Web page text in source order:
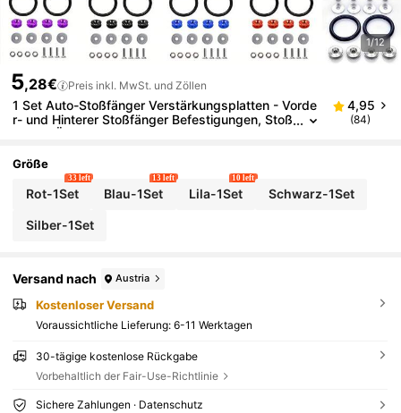
1/12
5,28€ Preis inkl. MwSt. und Zöllen
1 Set Auto-Stoßfänger Verstärkungsplatten - Vorde
r- und Hinterer Stoßfänger Befestigungen, Stoß
fänger Öffnungsbefestigungsschrauben und -
mit Unterlegscheiben, Ringen, Schrauben und elasti
schen Ringen
4,95
(84)
Größe
Rot-1Set
33 left
Blau-1Set
13 left
Lila-1Set
10 left
Schwarz-1Set
Silber-1Set
Versand nach Austria
Kostenloser Versand
Voraussichtliche Lieferung: 6-11 Werktagen
30-tägige kostenlose Rückgabe
Vorbehaltlich der Fair-Use-Richtlinie
Sichere Zahlungen · Datenschutz